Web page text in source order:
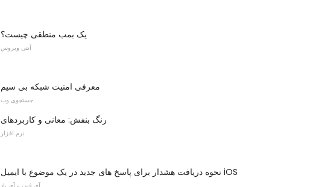
یک بمب منطقی چیست؟
آنتی ویروس
معرفی امنیت شبکه بی سیم
جستجوی وب
رنگ بنفش: معانی و کاربردهای
نرم افزار
نحوه دریافت هشدار برای پاسخ های جدید در یک موضوع با ایمیل iOS
آی فون و آی پاد